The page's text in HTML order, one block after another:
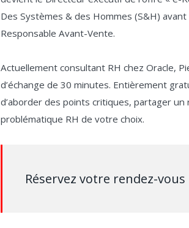
Des Systèmes & des Hommes (S&H)
Responsable Avant-Vente.
Actuellement consultant RH chez Oracle,
d’échange de 30 minutes. Entièrement
d’aborder des points critiques, partager
problématique RH de votre choix.
Réservez votre rendez-vous